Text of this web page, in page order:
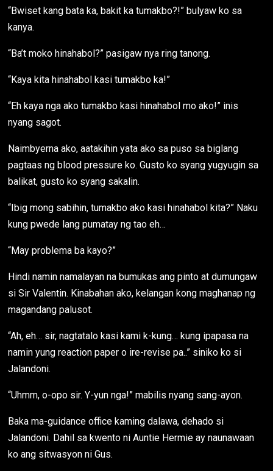
“Bwiset kang bata ka, bakit ka tumakbo?!” bulyaw ko sa
kanya.
“Ba’t moko hinahabol?” pasigaw nya ring tanong.
“Kaya kita hinahabol kasi tumakbo ka!”
“Eh kaya nga ako tumakbo kasi hinahabol mo ako!” inis
nyang sagot.
Naimbyerna ako, aatakihin yata ako sa puso sa biglang
pagtaas ng blood pressure ko. Gusto ko syang yugyugin sa
balikat, gusto ko syang sakalin.
“Ibig mong sabihin, tumakbo ako kasi hinahabol kita?” Naku
kung pwede lang pumatay ng tao eh…
“May problema ba kayo?”
Hindi namin namalayan na bumukas ang pinto at dumungaw
si Sir Valentin. Kinabahan ako, kelangan kong maghanap ng
magandang palusot.
“Ah, eh… sir, nagtatalo kasi kami k-kung… kung ipapasa na
namin yung reaction paper o ire-revise pa..” siniko ko si
Jalandoni.
“Uhmm, o-opo sir. Y-yun nga!” mabilis nyang sang-ayon.
Baka ma-guidance office kaming dalawa, dehado si
Jalandoni. Dahil sa kwento ni Auntie Hermie ay naunawaan
ko ang sitwasyon ni Gus.